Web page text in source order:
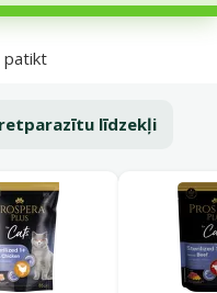
patikt
līdzekļi